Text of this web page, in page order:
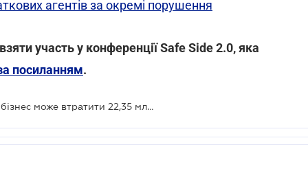
агентів за окремі порушення
участь у конференції Safe Side 2.0, яка
посиланням.
Від прийняття двох нових законів бізнес може втратити 22,35 млрд. грн